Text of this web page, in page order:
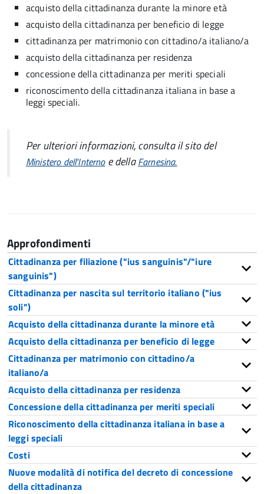
acquisto della cittadinanza durante la minore età
acquisto della cittadinanza per beneficio di legge
cittadinanza per matrimonio con cittadino/a italiano/a
acquisto della cittadinanza per residenza
concessione della cittadinanza per meriti speciali
riconoscimento della cittadinanza italiana in base a
leggi speciali.
Per ulteriori informazioni, consulta il sito del
Ministero dell'Internoe dellaFarnesina.
Approfondimenti
Cittadinanza per filiazione ("ius sanguinis"/"iure
sanguinis")
Cittadinanza per nascita sul territorio italiano ("ius
soli")
Acquisto della cittadinanza durante la minore età
Acquisto della cittadinanza per beneficio di legge
Cittadinanza per matrimonio con cittadino/a
italiano/a
Acquisto della cittadinanza per residenza
Concessione della cittadinanza per meriti speciali
Riconoscimento della cittadinanza italiana in base a
leggi speciali
Costi
Nuove modalità di notifica del decreto di concessione
della cittadinanza